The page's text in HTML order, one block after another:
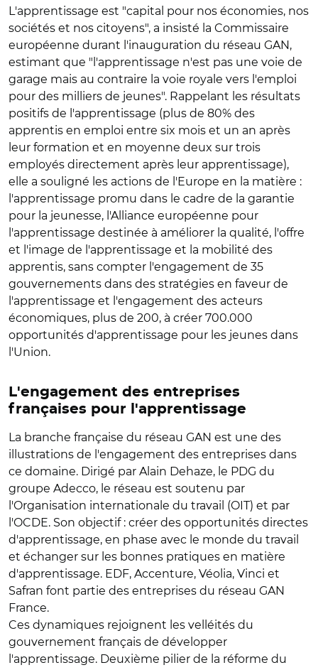
L'apprentissage est "capital pour nos économies, nos
sociétés et nos citoyens", a insisté la Commissaire
européenne durant l'inauguration du réseau GAN,
estimant que "l'apprentissage n'est pas une voie de
garage mais au contraire la voie royale vers l'emploi
pour des milliers de jeunes". Rappelant les résultats
positifs de l'apprentissage (plus de 80% des
apprentis en emploi entre six mois et un an après
leur formation et en moyenne deux sur trois
employés directement après leur apprentissage),
elle a souligné les actions de l'Europe en la matière :
l'apprentissage promu dans le cadre de la garantie
pour la jeunesse, l'Alliance européenne pour
l'apprentissage destinée à améliorer la qualité, l'offre
et l'image de l'apprentissage et la mobilité des
apprentis, sans compter l'engagement de 35
gouvernements dans des stratégies en faveur de
l'apprentissage et l'engagement des acteurs
économiques, plus de 200, à créer 700.000
opportunités d'apprentissage pour les jeunes dans
l'Union.
L'engagement des entreprises
françaises pour l'apprentissage
La branche française du réseau GAN est une des
illustrations de l'engagement des entreprises dans
ce domaine. Dirigé par Alain Dehaze, le PDG du
groupe Adecco, le réseau est soutenu par
l'Organisation internationale du travail (OIT) et par
l'OCDE. Son objectif : créer des opportunités directes
d'apprentissage, en phase avec le monde du travail
et échanger sur les bonnes pratiques en matière
d'apprentissage. EDF, Accenture, Véolia, Vinci et
Safran font partie des entreprises du réseau GAN
France.
Ces dynamiques rejoignent les velléités du
gouvernement français de développer
l'apprentissage. Deuxième pilier de la réforme du